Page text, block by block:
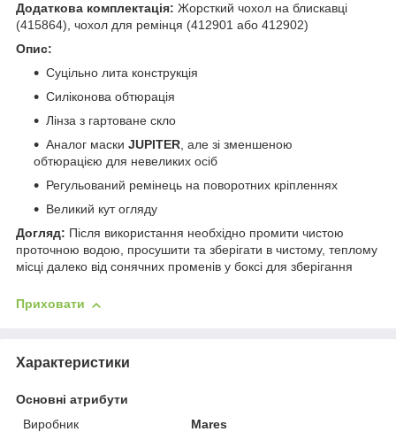
Додаткова комплектація: Жорсткий чохол на блискавці
(415864), чохол для ремінця (412901 або 412902)
Опис:
Суцільно лита конструкція
Силіконова обтюрація
Лінза з гартоване скло
Аналог маски JUPITER, але зі зменшеною
обтюрацією для невеликих осіб
Регульований ремінець на поворотних кріпленнях
Великий кут огляду
Догляд: Після використання необхідно промити чистою
проточною водою, просушити та зберігати в чистому, теплому
місці далеко від сонячних променів у боксі для зберігання
Приховати
Характеристики
Основні атрибути
Виробник
Mares